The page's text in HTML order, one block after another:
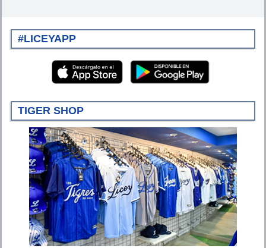
#LICEYAPP
TIGER SHOP